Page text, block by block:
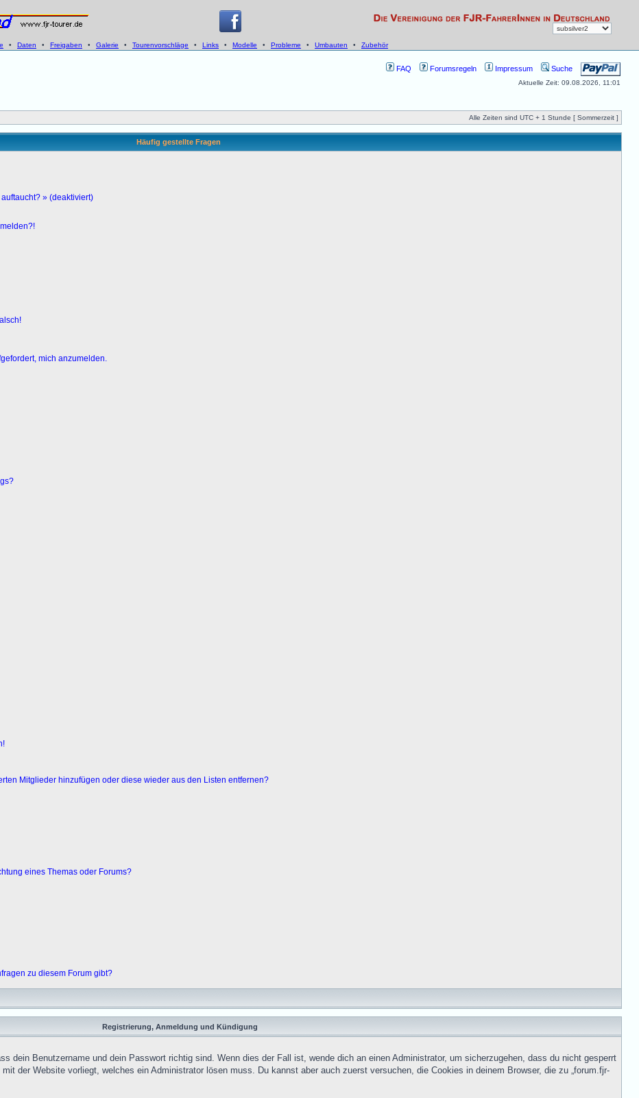
• Daten • Freigaben • Galerie • Tourenvorschläge • Links • Modelle • Probleme • Umbauten • Zubehör
FAQ Forumsregeln Impressum Suche
Aktuelle Zeit: 09.08.2026, 11:01
Alle Zeiten sind UTC + 1 Stunde [ Sommerzeit ]
Häufig gestellte Fragen
» (deaktiviert)
mich anzumelden.
Mitglieder hinzufügen oder diese wieder aus den Listen entfernen?
eines Themas oder Forums?
zu diesem Forum gibt?
Registrierung, Anmeldung und Kündigung
dein Benutzername und dein Passwort richtig sind. Wenn dies der Fall ist, wende dich an einen Administrator, um sicherzugehen, dass du nicht gesperrt
der Website vorliegt, welches ein Administrator lösen muss. Du kannst aber auch zuerst versuchen, die Cookies in deinem Browser, die zu „forum.fjr-